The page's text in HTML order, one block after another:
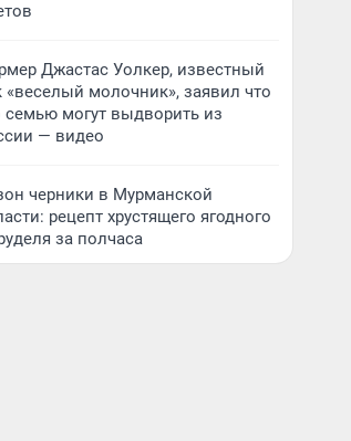
Джастас Уолкер, известный
«веселый молочник», заявил что
семью могут выдворить из
— видео
черники в Мурманской
рецепт хрустящего ягодного
за полчаса